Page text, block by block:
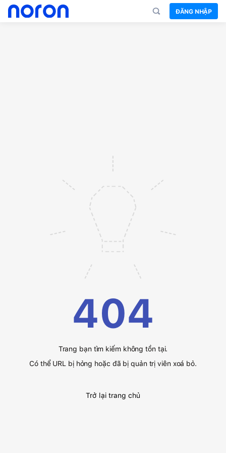
ĐĂNG NHẬP
404
Trang bạn tìm kiếm không tồn tại.
Có thể URL bị hỏng hoặc đã bị quản trị viên xoá bỏ.
Trở lại trang chủ